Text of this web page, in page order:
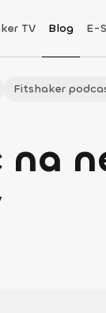
TV Blog E-
Fitshaker